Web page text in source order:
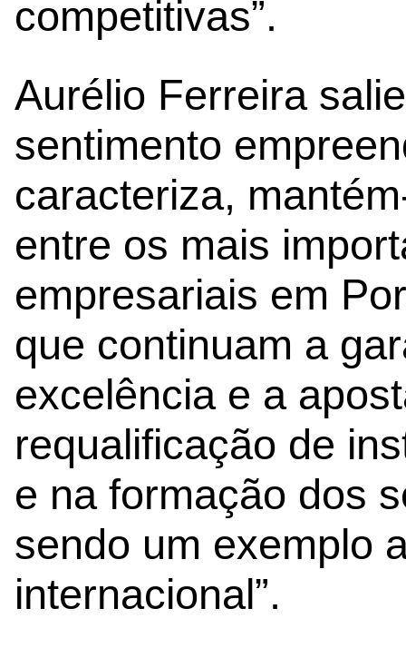
competitivas”.
Aurélio Ferreira
sentimento
caracteriza,
entre os mais
empresariais em
que continuam a
excelência e a
requalificação de
e na formação dos
sendo um exemplo
internacional”.